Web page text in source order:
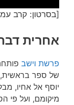
[בסרטון: קרב
אחרית
פרשת וישב
של ספר
יוסף אל אחיו,
מיקומם, ועל פי